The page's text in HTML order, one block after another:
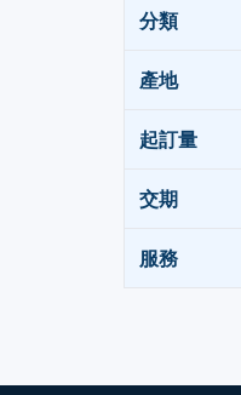
分類
產地
起訂量
交期
服務